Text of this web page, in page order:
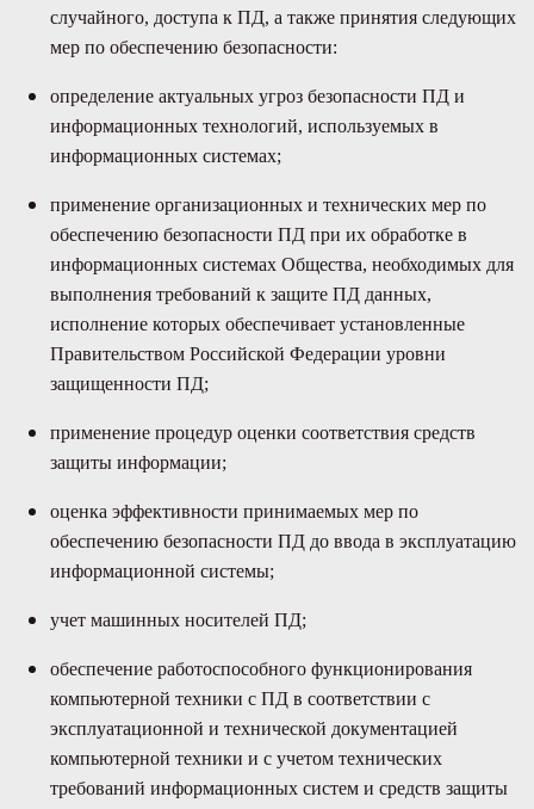
случайного, доступа к ПД, а также принятия следующих
мер по обеспечению безопасности:
определение актуальных угроз безопасности ПД и
информационных технологий, используемых в
информационных системах;
применение организационных и технических мер по
обеспечению безопасности ПД при их обработке в
информационных системах Общества, необходимых для
выполнения требований к защите ПД данных,
исполнение которых обеспечивает установленные
Правительством Российской Федерации уровни
защищенности ПД;
применение процедур оценки соответствия средств
защиты информации;
оценка эффективности принимаемых мер по
обеспечению безопасности ПД до ввода в эксплуатацию
информационной системы;
учет машинных носителей ПД;
обеспечение работоспособного функционирования
компьютерной техники с ПД в соответствии с
эксплуатационной и технической документацией
компьютерной техники и с учетом технических
требований информационных систем и средств защиты